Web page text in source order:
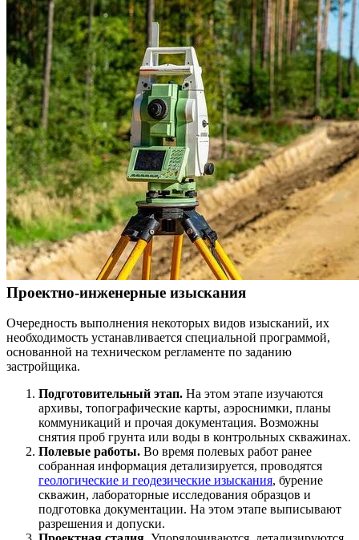
Проектно-инженерные изыскания
Очередность выполнения некоторых видов изысканий, их
необходимость устанавливается специальной программой,
основанной на техническом регламенте по заданию
застройщика.
Подготовительный этап. На этом этапе изучаются
архивы, топографические карты, аэроснимки, планы
коммуникаций и прочая документация. Возможны
снятия проб грунта или воды в контрольных скважинах.
Полевые работы. Во время полевых работ ранее
собранная информация детализируется, проводятся
геологические и геодезические изыскания, бурение
скважин, лабораторные исследования образцов и
подготовка документации. На этом этапе выписывают
разрешения и допуски.